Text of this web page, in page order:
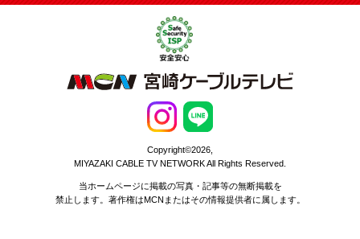
Copyright©2026,
MIYAZAKI CABLE TV NETWORK All Rights Reserved.
当ホームページに掲載の写真・記事等の無断掲載を
禁止します。著作権はMCNまたはその情報提供者に属します。